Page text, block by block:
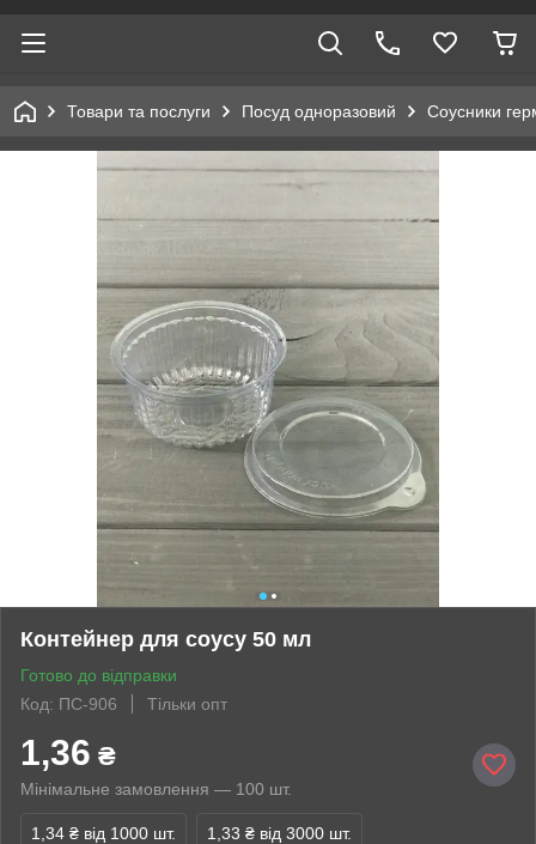
Товари та послуги Посуд одноразовий Соусники
Контейнер для соусу 50 мл
Готово до відправки
Код: ПС-906
Тільки опт
1,36 ₴
Мінімальне замовлення — 100 шт.
1,34 ₴ від 1000 шт. 1,33 ₴ від 3000 шт.